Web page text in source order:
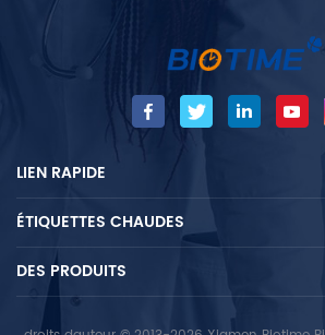
peuvent être utilisées pour le
diagnostic de
l'hyperthyroïdie, primaire et
secondaire, et l'inhibition du
traitement TT4.
LIEN RAPIDE
ÉTIQUETTES CHAUDES
DES PRODUITS